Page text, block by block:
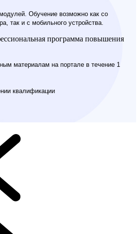
Обучение возможно как со
так и с мобильного устройства.
программа повышения
материалам на портале в течение 1
квалификации